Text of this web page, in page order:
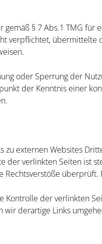
§ 7 Abs.1 TMG für
verpflichtet, übermittelte
oder Sperrung der
der Kenntnis einer
zu externen Websites
der verlinkten Seiten ist
Rechtsverstöße
Kontrolle der verlinkten
wir derartige Links